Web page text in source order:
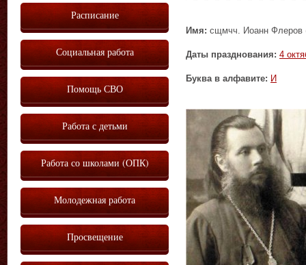
Имя: сщмчч. Иоанн Флеров
Даты празднования: 4
Буква в алфавите: И
Расписание
Социальная работа
Помощь СВО
Работа с детьми
Работа со школами (ОПК)
Молодежная работа
Просвещение